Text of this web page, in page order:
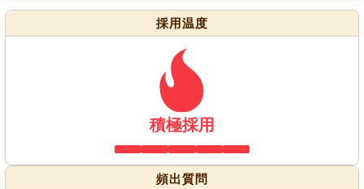
採用温度
積極採用
頻出質問